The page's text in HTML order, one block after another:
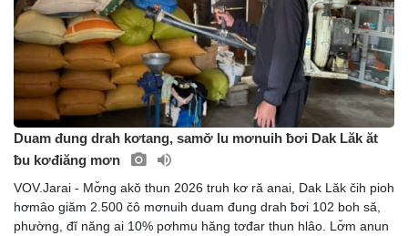
Duam đung drah kơtang, samơ̆ lu mơnuih ƀơi Dak Lăk ăt
ƀu kơđiăng mơn
VOV.Jarai - Mơ̆ng akŏ thun 2026 truh kơ ră anai, Dak Lăk čih pioh
hơmâo giăm 2.500 čô mơnuih duam đung drah ƀơi 102 boh să,
phường, đĭ năng ai 10% pơhmu hăng tơđar thun hlâo. Lơ̆m anun